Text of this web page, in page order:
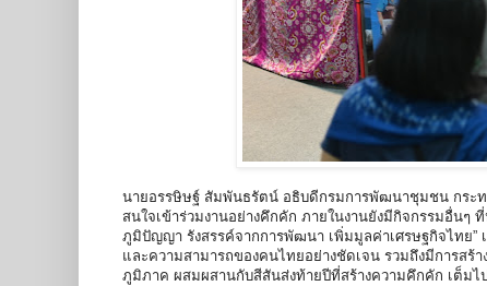
นายอรรษิษฐ์ สัมพันธรัตน์ อธิบดีกรมการพัฒนาชุมชน กระท
สนใจเข้าร่วมงานอย่างคึกคัก ภายในงานยังมีกิจกรรมอื่นๆ
ภูมิปัญญา รังสรรค์จากการพัฒนา เพิ่มมูลค่าเศรษฐกิจไท
และความสามารถของคนไทยอย่างชัดเจน รวมถึงมีการส
ภูมิภาค ผสมผสานกับสีสันส่งท้ายปีที่สร้างความคึกคัก เต็ม